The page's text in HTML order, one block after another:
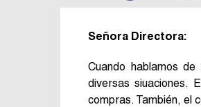
Señora Directora:
Cuando hablamos
diversas siuaciones.
compras. También, el